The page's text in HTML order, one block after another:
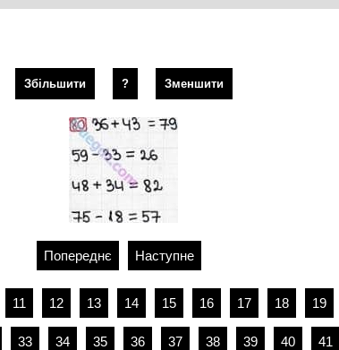
Збільшити ? Зменшити
Попереднє Наступне
11 12 13 14 15 16 17 18 19
33 34 35 36 37 38 39 40 41